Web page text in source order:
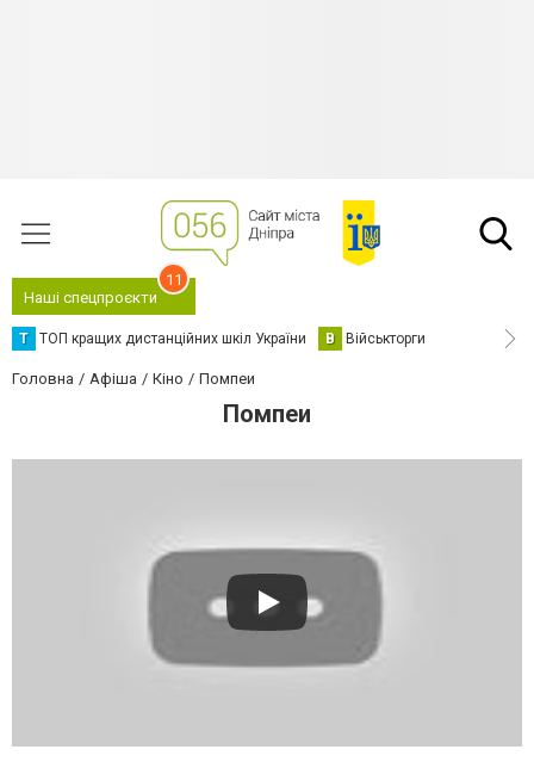
Наші спецпроєкти
11
Т ТОП кращих дистанційних шкіл України В Військторги
Головна Афіша Кіно Помпеи
Помпеи